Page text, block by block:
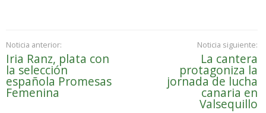
Noticia anterior:
Iria Ranz, plata con
la selección
española Promesas
Femenina
Noticia siguiente:
La cantera
protagoniza la
jornada de lucha
canaria en
Valsequillo